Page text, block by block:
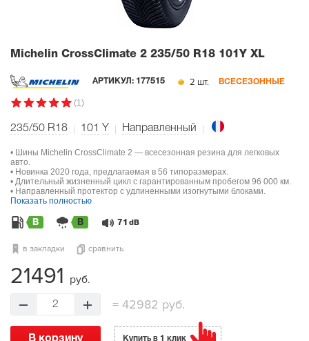
Michelin CrossClimate 2 235/50 R18 101Y XL
АРТИКУЛ: 177515 2 шт. ВСЕСЕЗОННЫЕ
(1)
235/50 R18 101 Y Направленный
• Шины Michelin CrossClimate 2 — всесезонная резина для легковых
авто.
• Новинка 2020 года, предлагаемая в 56 типоразмерах.
• Длительный жизненный цикл с гарантированным пробегом 96 000 км.
• Направленный протектор с удлиненными изогнутыми блоками.
Показать полностью
B B 71 dB
в закладки сравнить
21491 руб.
2 = 42982 руб.
В корзину Купить в 1 клик